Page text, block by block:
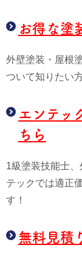
お得な塗
外壁塗装・屋根
ついて知りたい
エンテッ
ちら
1級塗装技能士
テックでは適正
す！
無料見積